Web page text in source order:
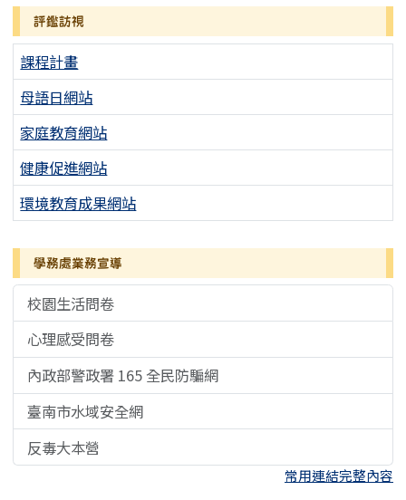
評鑑訪視
課程計畫
母語日網站
家庭教育網站
健康促進網站
環境教育成果網站
學務處業務宣導
校園生活問卷
心理感受問卷
內政部警政署 165 全民防騙網
臺南市水域安全網
反毒大本營
常用連結完整內容